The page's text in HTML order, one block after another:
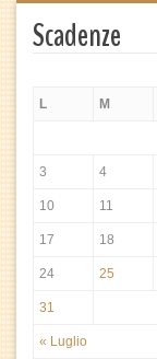
Scadenze
L
M
« Luglio
3 4
10 11
17 18
24 25
31